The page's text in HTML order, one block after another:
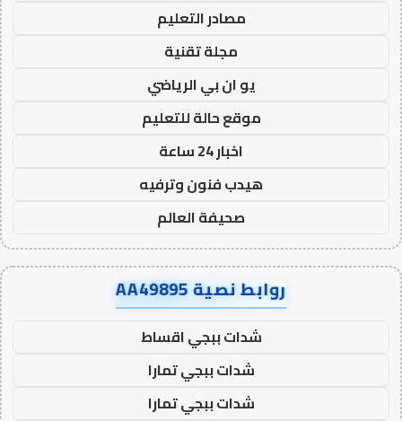
مصادر التعليم
مجلة تقنية
يو ان بي الرياضي
موقع حالة للتعليم
اخبار 24 ساعة
هيدب فنون وترفيه
صحيفة العالم
روابط نصية AA49895
شدات ببجي اقساط
شدات ببجي تمارا
شدات ببجي تمارا